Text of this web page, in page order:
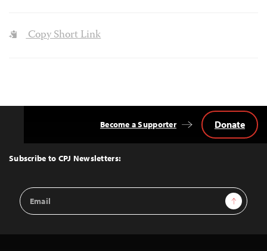
Copy Short Link
Top
Subscribe to CPJ Newsletters:
Email
Address
Sign Up
Become a Supporter Donate